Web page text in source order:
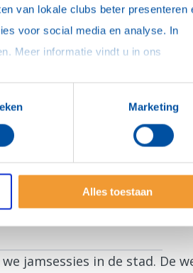
van lokale clubs beter presenteren
voor social media en analyse. In
Marketing
Alles toestaan
jamsessies in de stad. De